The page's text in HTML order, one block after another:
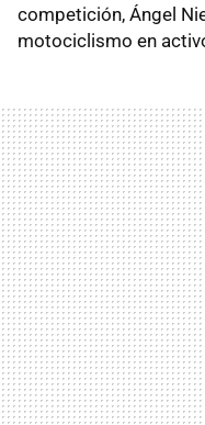
competición, Ángel
motociclismo en